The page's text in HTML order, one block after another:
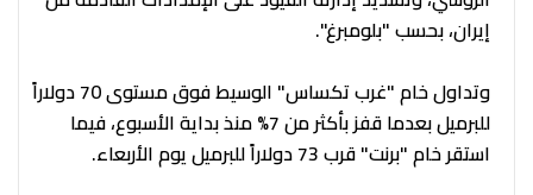
إيران، بحسب "بلومبرغ".
وتداول خام "غرب تكساس" الوسيط فوق مستوى 70 دولاراً
للبرميل بعدما قفز بأكثر من 7% منذ بداية الأسبوع، فيما
استقر خام "برنت" قرب 73 دولاراً للبرميل يوم الأربعاء.